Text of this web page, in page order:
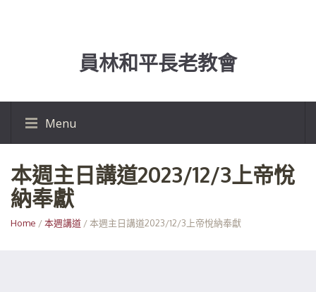
員林和平長老教會
Menu
本週主日講道2023/12/3上帝悅
納奉獻
Home /本週講道 / 本週主日講道2023/12/3上帝悅納奉獻